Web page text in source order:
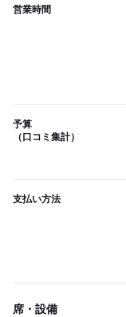
営業時間
予算
（口コミ集計）
支払い方法
席・設備